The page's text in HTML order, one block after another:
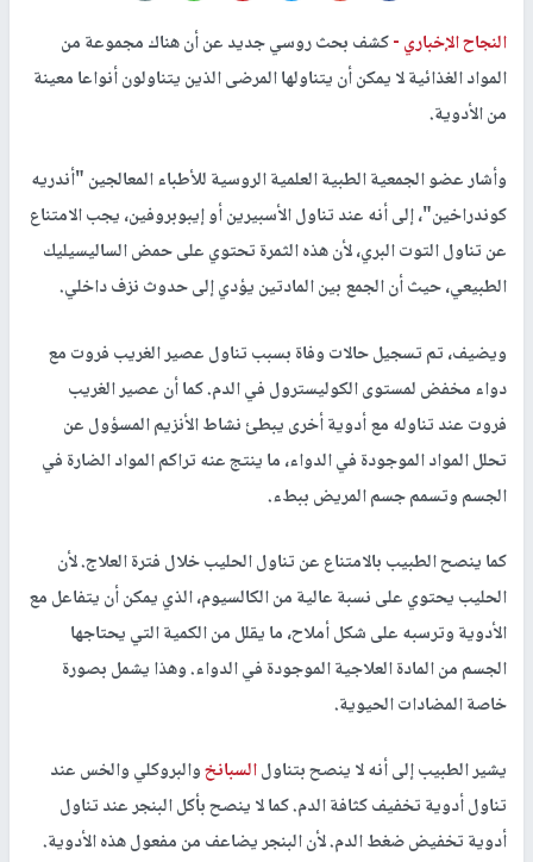
النجاح الإخباري -كشف بحث روسي جديد عن أن هناك مجموعة من
المواد الغذائية لا يمكن أن يتناولها المرضى الذين يتناولون أنواعا معينة
من الأدوية.
وأشار عضو الجمعية الطبية العلمية الروسية للأطباء المعالجين "أندريه
كوندراخين"، إلى أنه عند تناول الأسبيرين أو إيبوبروفين، يجب الامتناع
عن تناول التوت البري، لأن هذه الثمرة تحتوي على حمض الساليسيليك
الطبيعي، حيث أن الجمع بين المادتين يؤدي إلى حدوث نزف داخلي.
ويضيف، تم تسجيل حالات وفاة بسبب تناول عصير الغريب فروت مع
دواء مخفض لمستوى الكوليسترول في الدم. كما أن عصير الغريب
فروت عند تناوله مع أدوية أخرى يبطئ نشاط الأنزيم المسؤول عن
تحلل المواد الموجودة في الدواء، ما ينتج عنه تراكم المواد الضارة في
الجسم وتسمم جسم المريض ببطء.
كما ينصح الطبيب بالامتناع عن تناول الحليب خلال فترة العلاج. لأن
الحليب يحتوي على نسبة عالية من الكالسيوم، الذي يمكن أن يتفاعل مع
الأدوية وترسبه على شكل أملاح، ما يقلل من الكمية التي يحتاجها
الجسم من المادة العلاجية الموجودة في الدواء. وهذا يشمل بصورة
خاصة المضادات الحيوية.
يشير الطبيب إلى أنه لا ينصح بتناولالسبانخوالبروكلي والخس عند
تناول أدوية تخفيف كثافة الدم. كما لا ينصح بأكل البنجر عند تناول
أدوية تخفيض ضغط الدم. لأن البنجر يضاعف من مفعول هذه الأدوية.